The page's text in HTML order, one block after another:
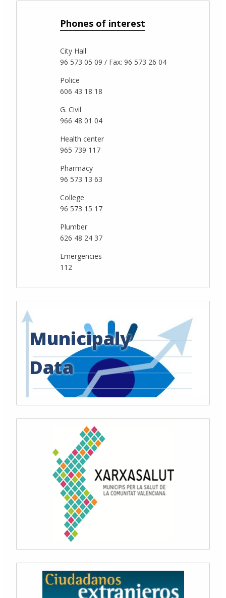
Phones of interest
City Hall
96 573 05 09 / Fax: 96 573 26 04
Police
606 43 18 18
G. Civil
966 48 01 04
Health center
965 739 117
Pharmacy
96 573 13 63
College
96 573 15 17
Plumber
626 48 24 37
Emergencies
112
Municipaly
Data